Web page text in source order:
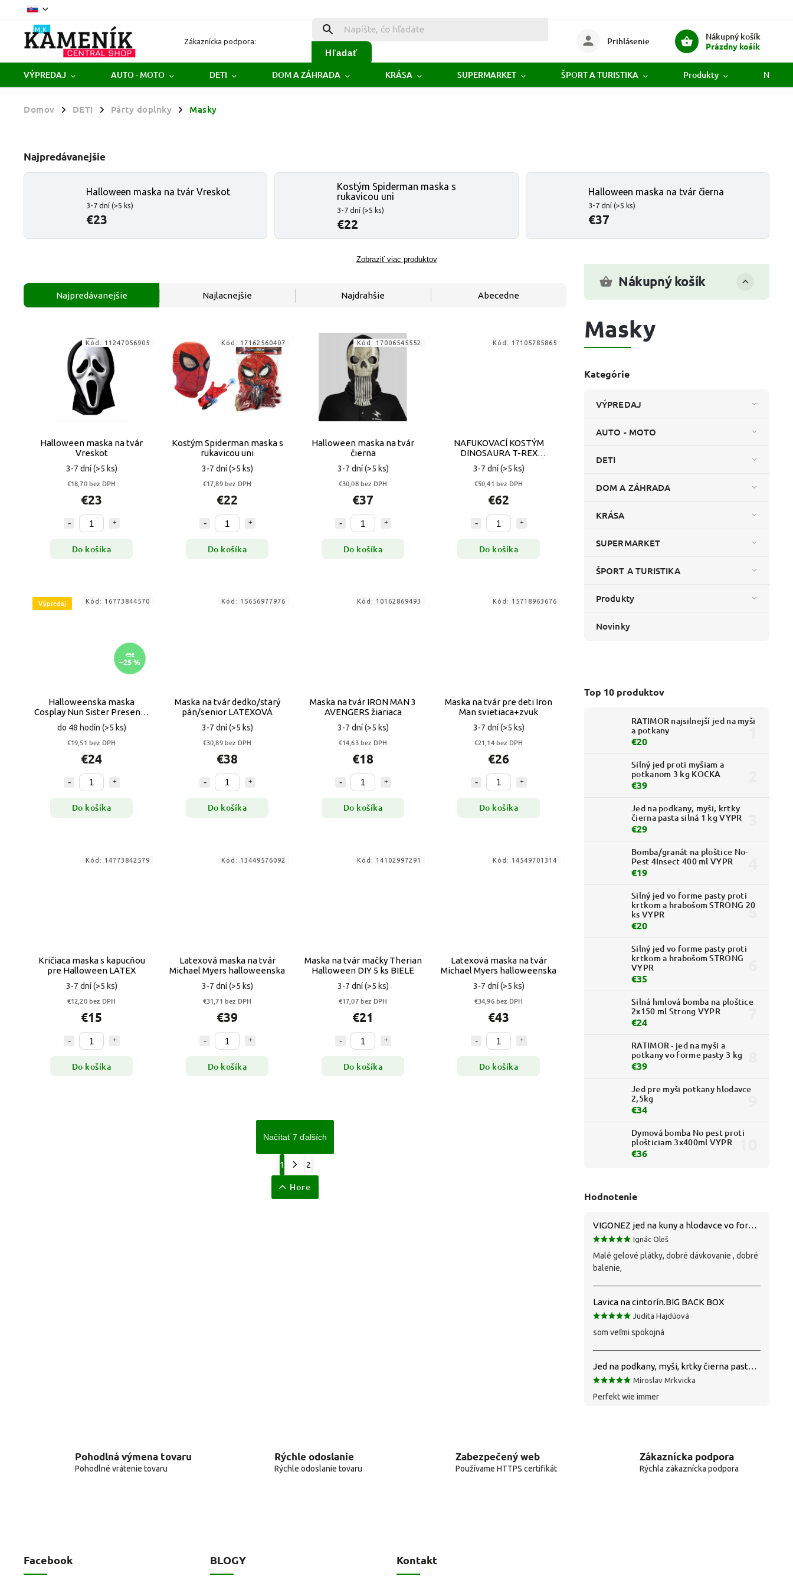
Zákaznícka podpora:
Hľadať
Nákupný košík
Prázdny košík
Prihlásenie
VÝPREDAJ AUTO - MOTO DETI DOM A ZÁHRADA KRÁSA SUPERMARKET ŠPORT A TURISTIKA Produkty
Domov / DETI / Párty doplnky / Masky
Najpredávanejšie
Halloween maska na tvár Vreskot
3-7 dní (>5 ks)
€23
Kostým Spiderman maska s
rukavicou uni
3-7 dní(>5 ks)
€22
Halloween maska na tvár čierna
3-7 dní (>5 ks)
€37
Zobraziť viac produktov
Nákupný košík
Masky
Kategórie
VÝPREDAJ
AUTO - MOTO
DETI
DOM A ZÁHRADA
KRÁSA
SUPERMARKET
ŠPORT A TURISTIKA
Produkty
Novinky
Top 10 produktov
RATIMOR najsilnejší jed na myši
a potkany
€20
Silný jed proti myšiam a
potkanom 3 kg KOCKA
€39
Jed na podkany, myši, krtky
čierna pasta silná 1 kg VYPR
€29
Bomba/granát na ploštice No-
Pest 4Insect 400 ml VYPR
€19
Silný jed vo forme pasty proti
krtkom a hrabošom STRONG 20
ks VYPR
€20
Silný jed vo forme pasty proti
krtkom a hrabošom STRONG
VYPR
€35
Silná hmlová bomba na ploštice
2x150 ml Strong VYPR
€24
RATIMOR - jed na myši a
potkany vo forme pasty 3 kg
€39
Jed pre myši potkany hlodavce
2,5kg
€34
Dymová bomba No pest proti
plošticiam 3x400ml VYPR
€36
Hodnotenie
VIGONEZ jed na kuny a hlodavce vo forme pasty 1,5 kg
Ignác Oleš
Malé gelové plátky, dobré dávkovanie , dobré
balenie,
Lavica na cintorín.BIG BACK BOX
Judita Hajdúová
som veľmi spokojná
Jed na podkany, myši, krtky čierna pasta silná 1 kg VYPR
Miroslav Mrkvicka
Perfekt wie immer
Najpredávanejšie Najlacnejšie Najdrahšie Abecedne
Halloween maska na tvár
Vreskot
3-7 dní(>5 ks)
€18,70 bez DPH
€23
Do košíka
Kód: 11247056905
Kostým Spiderman maska s
rukavicou uni
3-7 dní(>5 ks)
€17,89 bez DPH
€22
Do košíka
Kód: 17162560407
Halloween maska na tvár
čierna
3-7 dní(>5 ks)
€30,08 bez DPH
€37
Do košíka
Kód: 17006545552
NAFUKOVACÍ KOSTÝM
DINOSAURA T-REX
HALLOWEENSKY KOSTÝM
PRE DETI
3-7 dní(>5 ks)
€50,41 bez DPH
€62
Do košíka
Kód: 17105785865
Výpredaj
€32
–25 %
Halloweenska maska
Cosplay Nun Sister Presenta
VYPR
do 48 hodín (>5 ks)
€19,51 bez DPH
€24
Do košíka
Kód: 16773844570
Maska na tvár dedko/starý
pán/senior LATEXOVÁ
3-7 dní(>5 ks)
€30,89 bez DPH
€38
Do košíka
Kód: 15656977976
Maska na tvár IRON MAN 3
AVENGERS žiariaca
3-7 dní(>5 ks)
€14,63 bez DPH
€18
Do košíka
Kód: 10162869493
Maska na tvár pre deti Iron
Man svietiaca+zvuk
3-7 dní(>5 ks)
€21,14 bez DPH
€26
Do košíka
Kód: 15718963676
Kričiaca maska s kapucňou
pre Halloween LATEX
3-7 dní(>5 ks)
€12,20 bez DPH
€15
Do košíka
Kód: 14773842579
Latexová maska ​​na tvár
Michael Myers halloweenska
3-7 dní(>5 ks)
€31,71 bez DPH
€39
Do košíka
Kód: 13449576092
Maska na tvár mačky Therian
Halloween DIY 5 ks BIELE
3-7 dní(>5 ks)
€17,07 bez DPH
€21
Do košíka
Kód: 14102997291
Latexová maska ​​na tvár
Michael Myers halloweenska
3-7 dní(>5 ks)
€34,96 bez DPH
€43
Do košíka
Kód: 14549701314
Načítať 7 ďalších
1 2
Hore
Pohodlná výmena tovaru
Pohodlné vrátenie tovaru
Rýchle odoslanie
Rýchle odoslanie tovaru
Zabezpečený web
Používame HTTPS certifikát
Zákaznícka podpora
Rýchla zákaznícka podpora
Facebook BLOGY Kontakt